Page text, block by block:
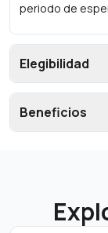
periodo de
Elegibilidad
Beneficios